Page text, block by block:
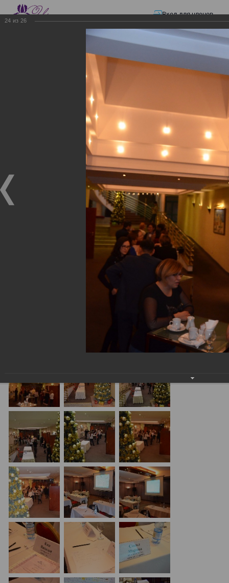
Вход для членов
Презентации
01.01.18.......отчетность BEPS, Алматы, 9 декабря
Налогообложение
нерезидентов с
01.01.18.......отчетность
BEPS, Алматы, 9 декабря
Налогообложение нерезидентов с
01.01.18.......отчетность BEPS, Алматы, 9 декабря
24 из 26